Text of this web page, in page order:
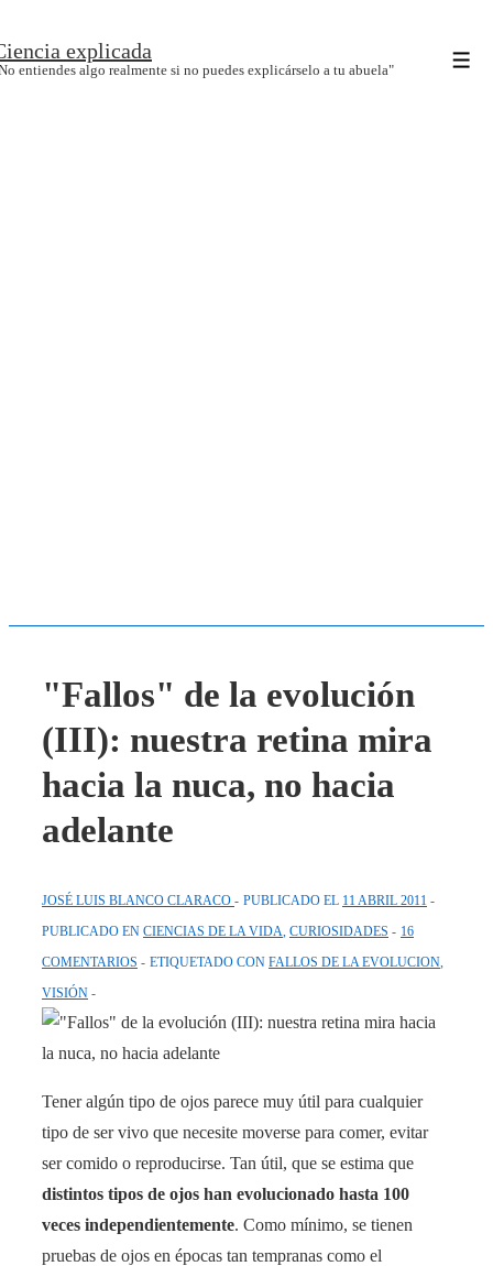
Saltar
explicada
entiendes algo realmente si no puedes explicárselo a tu abuela"
"Fallos" de la evolución
(III): nuestra retina mira
hacia la nuca, no hacia
adelante
JOSÉ LUIS BLANCO CLARACO PUBLICADO EL 11 ABRIL 2011
PUBLICADO EN CIENCIAS DE LA VIDA CURIOSIDADES
16
COMENTARIOS
ETIQUETADO CON FALLOS DE LA EVOLUCION
VISIÓN
Tener algún tipo de ojos parece muy útil para cualquier
tipo de ser vivo que necesite moverse para comer, evitar
ser comido o reproducirse. Tan útil, que se estima que
distintos tipos de ojos han evolucionado hasta 100
veces independientemente. Como mínimo, se tienen
pruebas de ojos en épocas tan tempranas como el